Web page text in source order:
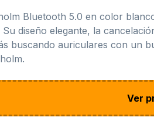
Bluetooth 5.0 en color
diseño elegante, la
buscando auriculares con un
Ver